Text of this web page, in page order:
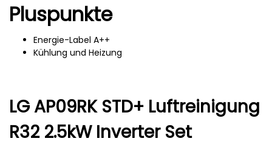
Pluspunkte
Energie-Label A++
Kühlung und Heizung
LG AP09RK STD+ Luftreinigung
R32 2.5kW Inverter Set